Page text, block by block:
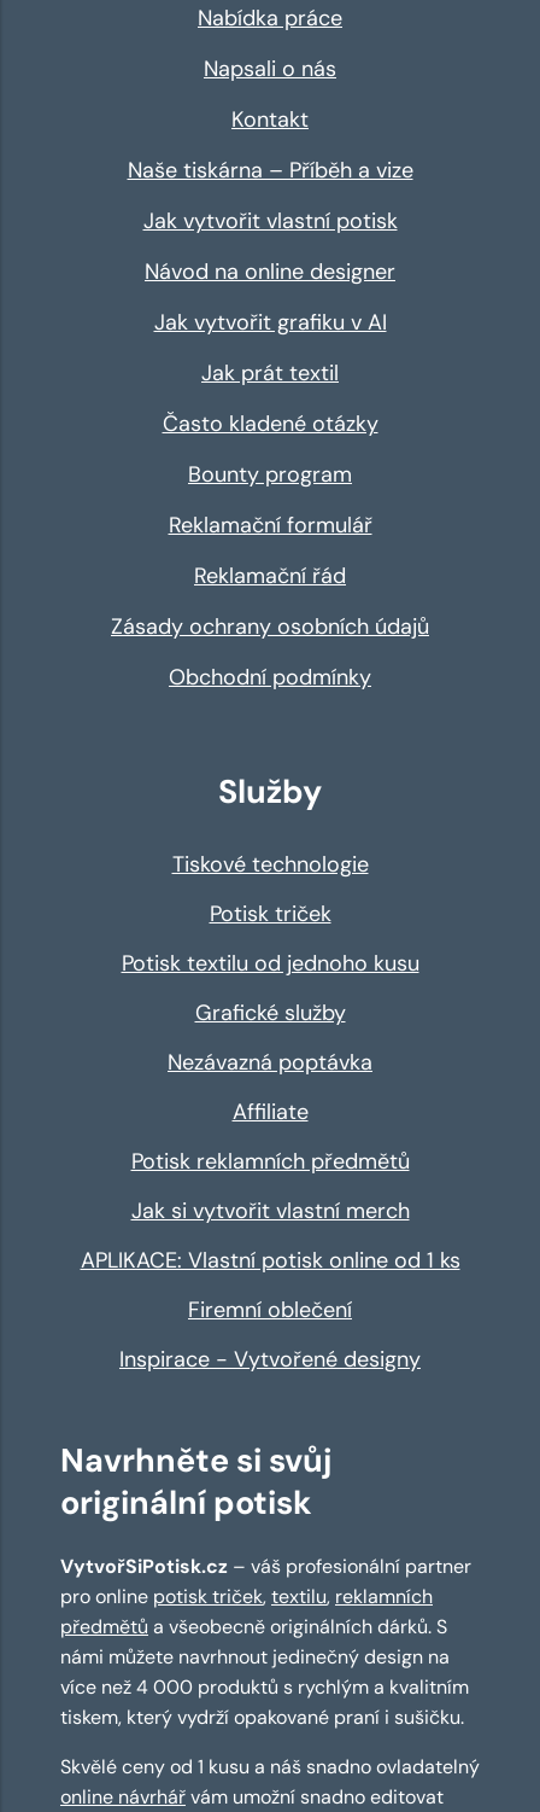
Nabídka práce
Napsali o nás
Kontakt
Naše tiskárna – Příběh a vize
Jak vytvořit vlastní potisk
Návod na online designer
Jak vytvořit grafiku v AI
Jak prát textil
Často kladené otázky
Bounty program
Reklamační formulář
Reklamační řád
Zásady ochrany osobních údajů
Obchodní podmínky
Služby
Tiskové technologie
Potisk triček
Potisk textilu od jednoho kusu
Grafické služby
Nezávazná poptávka
Affiliate
Potisk reklamních předmětů
Jak si vytvořit vlastní merch
APLIKACE: Vlastní potisk online od 1 ks
Firemní oblečení
Inspirace - Vytvořené designy
Navrhněte si svůj
originální potisk
VytvořSiPotisk.cz – váš profesionální partner
pro online potisk triček,textilu, reklamních
předmětů a všeobecně originálních dárků. S
námi můžete navrhnout jedinečný design na
více než 4 000 produktů s rychlým a kvalitním
tiskem, který vydrží opakované praní i sušičku.
Skvělé ceny od 1 kusu a náš snadno ovladatelný
online návrhářvám umožní snadno editovat